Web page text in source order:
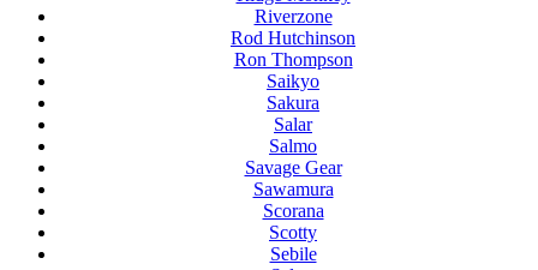
Riverzone
Rod Hutchinson
Ron Thompson
Saikyo
Sakura
Salar
Salmo
Savage Gear
Sawamura
Scorana
Scotty
Sebile